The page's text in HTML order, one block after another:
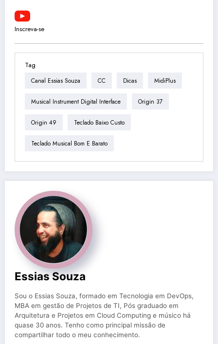
Inscreva-se
Tag
Canal Essias Souza CC Dicas MidiPlus
Musical Instrument Digital Interface Origin 37
Origin 49 Teclado Baixo Custo
Teclado Musical Bom E Barato
Essias Souza
Sou o Essias Souza, formado em Tecnologia em DevOps,
MBA em gestão de Projetos de TI, Pós graduado em
Arquitetura e Projetos em Cloud Computing e músico há
quase 30 anos. Tenho como principal missão de
compartilhar todo o meu conhecimento.